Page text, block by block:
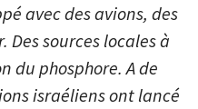
avec des avions, des
Des sources locales à
du phosphore. A de
israéliens ont lancé